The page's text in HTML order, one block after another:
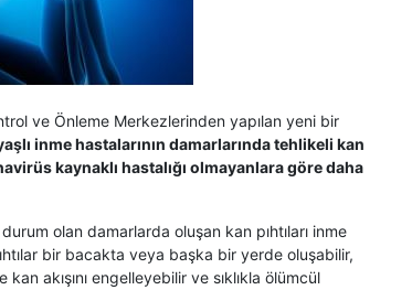
ve Önleme Merkezlerinden yapılan yeni bir
inme hastalarının damarlarında tehlikeli kan
kaynaklı hastalığı olmayanlara göre daha
olan damarlarda oluşan kan pıhtıları inme
bir bacakta veya başka bir yerde oluşabilir,
akışını engelleyebilir ve sıklıkla ölümcül